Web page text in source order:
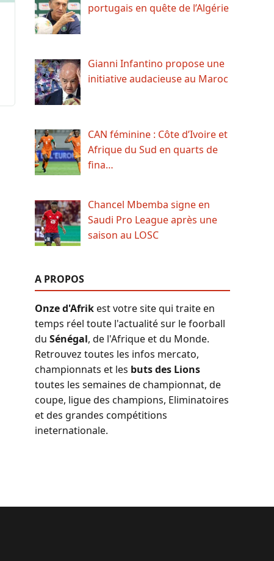
portugais en quête de l’Algérie
Gianni Infantino propose une
initiative audacieuse au Maroc
CAN féminine : Côte d’Ivoire et
Afrique du Sud en quarts de
fina…
Chancel Mbemba signe en
Saudi Pro League après une
saison au LOSC
A PROPOS
Onze d'Afrikest votre site qui traite en
temps réel toute l'actualité sur le foorball
du Sénégal, de l'Afrique et du Monde.
Retrouvez toutes les infos mercato,
championnats et les buts des Lions
toutes les semaines de championnat, de
coupe, ligue des champions, Eliminatoires
et des grandes compétitions
ineternationale.